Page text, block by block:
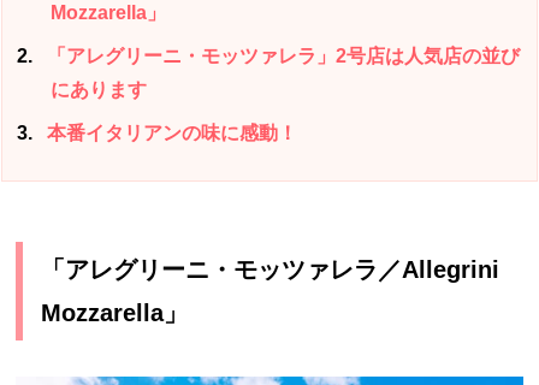
Mozzarella」
2
「アレグリーニ・モッツァレラ」2号店は人気店の並び
にあります
3 本番イタリアンの味に感動！
「アレグリーニ・モッツァレラ／Allegrini
Mozzarella」